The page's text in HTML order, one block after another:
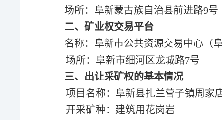
场所：阜新蒙古族自治县前进路9号
二、矿业权交易平台
名称：阜新市公共资源交易中心（
场所：阜新市细河区龙城路7号
三、出让采矿权的基本情况
项目名称： 阜新县扎兰营子镇周家
开采矿种： 建筑用花岗岩